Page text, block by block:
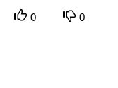
0 0